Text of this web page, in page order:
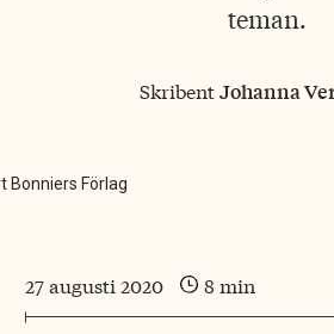
teman.
SkribentJohanna
Bonniers Förlag
27 augusti 2020 8 min